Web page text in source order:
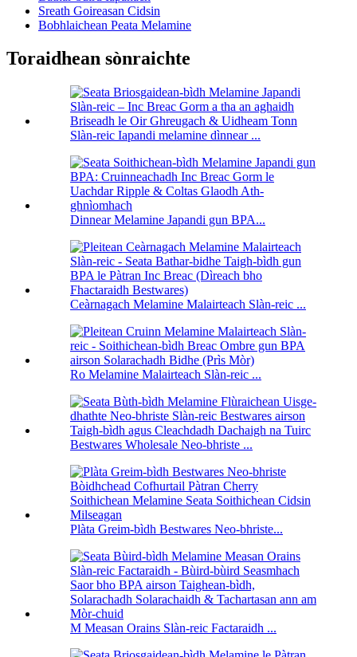
Sreath Goireasan Cidsin
Bobhlaichean Peata Melamine
Toraidhean sònraichte
Slàn-reic Iapandi melamine dìnnear ...
Dinnear Melamine Japandi gun BPA...
Ceàrnagach Melamine Malairteach Slàn-reic ...
Ro Melamine Malairteach Slàn-reic ...
Bestwares Wholesale Neo-bhriste ...
Plàta Greim-bìdh Bestwares Neo-bhriste...
M Measan Orains Slàn-reic Factaraidh ...